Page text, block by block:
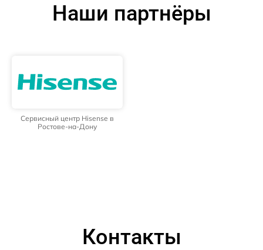
Наши партнёры
Сервисный центр Hisense в
Ростове-на-Дону
Контакты